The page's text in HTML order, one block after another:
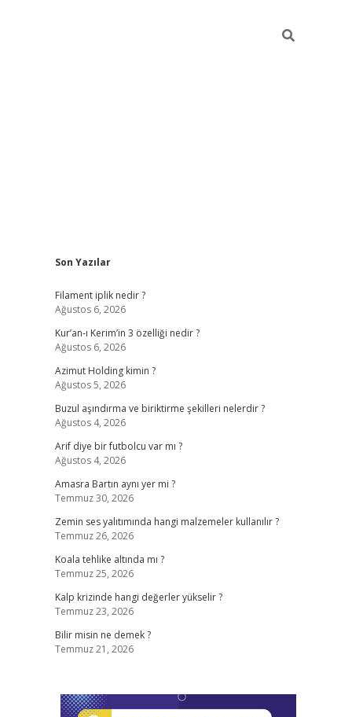
Sidebar
Son Yazılar
Filament iplik nedir ?
Ağustos 6, 2026
Kur’an-ı Kerim’in 3 özelliği nedir ?
Ağustos 6, 2026
Azimut Holding kimin ?
Ağustos 5, 2026
Buzul aşındırma ve biriktirme şekilleri nelerdir ?
Ağustos 4, 2026
Arif diye bir futbolcu var mı ?
Ağustos 4, 2026
Amasra Bartın aynı yer mi ?
Temmuz 30, 2026
Zemin ses yalıtımında hangi malzemeler kullanılır ?
Temmuz 26, 2026
Koala tehlike altında mı ?
Temmuz 25, 2026
Kalp krizinde hangi değerler yükselir ?
Temmuz 23, 2026
Bilir misin ne demek ?
Temmuz 21, 2026
vdcasino güncel giriş